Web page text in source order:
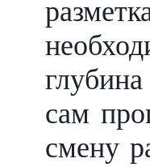
сам
смену